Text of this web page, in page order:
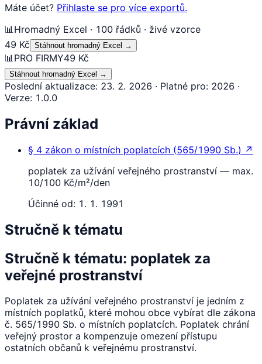
Máte účet? Přihlaste se pro více exportů.
📊 Hromadný Excel · 100 řádků · živé vzorce
49 Kč Stáhnout hromadný Excel →
📊 PRO FIRMY49 Kč
Stáhnout hromadný Excel →
Poslední aktualizace: 23. 2. 2026 · Platné pro: 2026 ·
Verze: 1.0.0
Právní základ
§ 4 zákon o místních poplatcích (565/1990 Sb.) ↗
poplatek za užívání veřejného prostranství — max.
10/100 Kč/m²/den
Účinné od: 1. 1. 1991
Stručně k tématu
Stručně k tématu: poplatek za
veřejné prostranství
Poplatek za užívání veřejného prostranství je jedním z
místních poplatků, které mohou obce vybírat dle zákona
č. 565/1990 Sb. o místních poplatcích. Poplatek chrání
veřejný prostor a kompenzuje omezení přístupu
ostatních občanů k veřejnému prostranství.